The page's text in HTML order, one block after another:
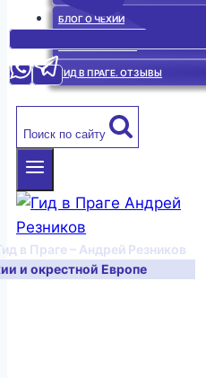
БЛОГ О ЧЕХИИ
ГИД В ПРАГЕ. ОТЗЫВЫ
Поиск по сайту
в Праге – Андрей Резников
и окрестной Европе